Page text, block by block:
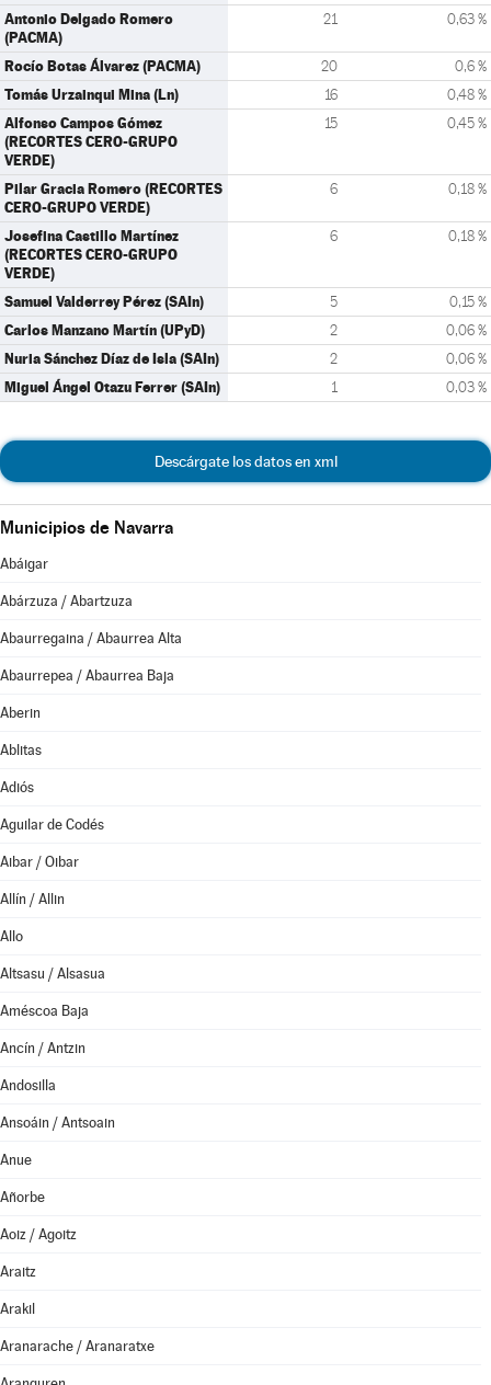
Antonio Delgado Romero
(PACMA)
21 0,63 %
Rocío Botas Álvarez (PACMA) 20 0,6 %
Tomás Urzainqui Mina (Ln) 16 0,48 %
Alfonso Campos Gómez
(RECORTES CERO-GRUPO
VERDE)
15 0,45 %
Pilar Gracia Romero (RECORTES
CERO-GRUPO VERDE)
6 0,18 %
Josefina Castillo Martínez
(RECORTES CERO-GRUPO
VERDE)
6 0,18 %
Samuel Valderrey Pérez (SAIn) 5 0,15 %
Carlos Manzano Martín (UPyD) 2 0,06 %
Nuria Sánchez Díaz de Isla (SAIn) 2 0,06 %
Miguel Ángel Otazu Ferrer (SAIn) 1 0,03 %
Descárgate los datos en xml
Municipios de Navarra
Abáigar
Abárzuza / Abartzuza
Abaurregaina / Abaurrea Alta
Abaurrepea / Abaurrea Baja
Aberin
Ablitas
Adiós
Aguilar de Codés
Aibar / Oibar
Allín / Allin
Allo
Altsasu / Alsasua
Améscoa Baja
Ancín / Antzin
Andosilla
Ansoáin / Antsoain
Anue
Añorbe
Aoiz / Agoitz
Araitz
Arakil
Aranarache / Aranaratxe